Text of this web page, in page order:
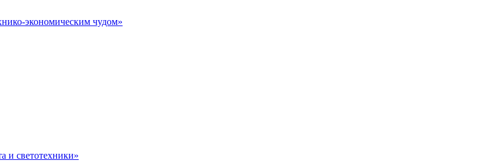
экономическим чудом»
и светотехники»